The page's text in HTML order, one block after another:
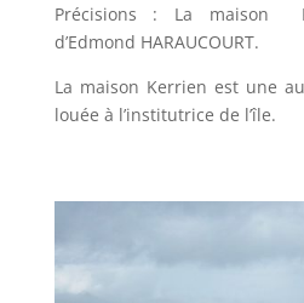
Précisions : La maison
d’Edmond HARAUCOURT.
La maison Kerrien est une
louée à l’institutrice de l’île.